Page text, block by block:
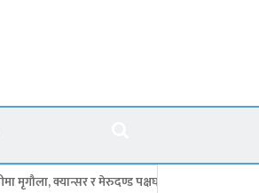
क्यान्सर र मेरुदण्ड पक्षघातका बिरामीलाई मासिक ५ हजार